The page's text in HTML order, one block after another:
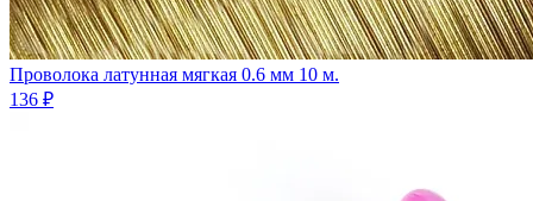
Проволока латунная мягкая 0.6 мм 10 м.
136 ₽